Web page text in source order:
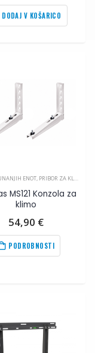
DODAJ V KOŠARICO
NAPRAVE
ENOT, PRIBOR ZA KLIMA NAPRAVE
MS121 Konzola za
klimo
54,90 €
PODROBNOSTI